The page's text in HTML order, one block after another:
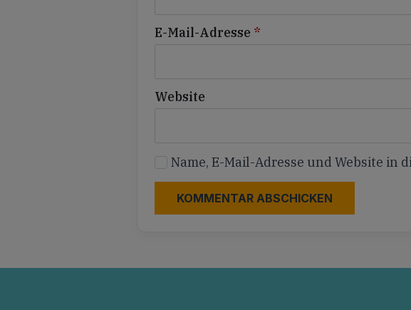
E-Mail-Adresse *
Website
Name, E-Mail-Adresse und Website in